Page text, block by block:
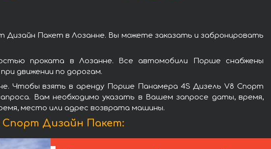
Пакет в Лозанне. Вы можете заказать и забронировать
проката в Лозанне. Все автомобили Порше снабжены
движении по дорогам.
Чтобы взять в аренду Порше Панамера 4S Дизель V8 Спорт
Вам необходимо указать в Вашем запросе даты, время,
место или адрес возврата машины.
Спорт Дизайн Пакет: